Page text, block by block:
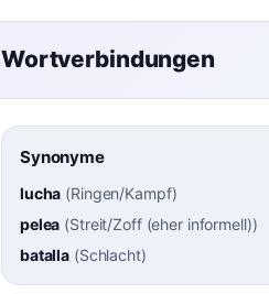
Wortverbindungen
Synonyme
lucha (Ringen/Kampf)
pelea (Streit/Zoff (eher informell))
batalla (Schlacht)